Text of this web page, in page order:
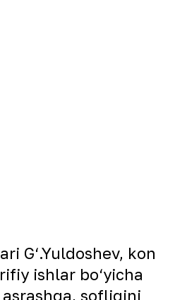
G‘.Yuldoshev, kon
ishlar bo‘yicha
asrashga, sofligini